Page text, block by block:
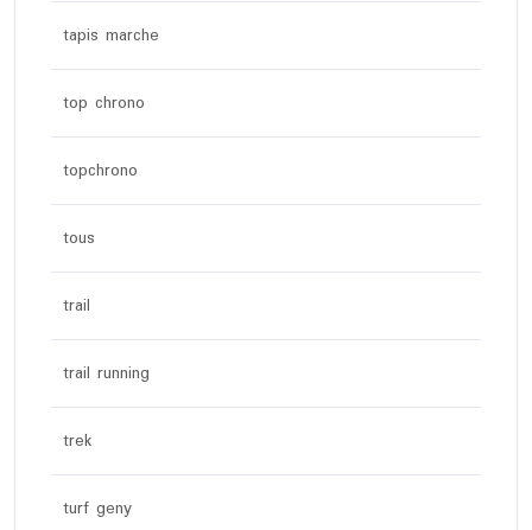
tapis marche
top chrono
topchrono
tous
trail
trail running
trek
turf geny